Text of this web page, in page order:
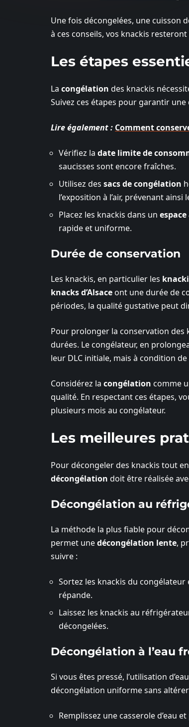
Une fois décongelées, une cuisson
à ces conseils, vos knackis
Les étapes
La congélation des knackis
Suivez ces étapes pour garantir
Lire également : Comment
Vérifiez la date limite de
saucisses sont encore fraîches.
Utilisez des sacs de congélation
l’exposition à l’air, prévenant
Placez les knackis dans un espace
rapide et uniforme.
Durée de conservation
Les knackis, en particulier les
knacks d’Alsace ont une durée de
périodes, la qualité gustative peut
Pour prolonger la conservation des
durées. Le congélateur, en
leur DLC initiale, mais à condition
Considérez la congélation comme
qualité. En respectant ces étapes,
plusieurs mois au congélateur.
Les meilleures
Pour décongeler des knackis tout
décongélation doit être réalisée
Décongélation au
La méthode la plus fiable pour
permet unedécongélation lente,
suivre :
Sortez les knackis du congélateur
répande.
Laissez les knackis au
décongelées.
Décongélation à l’eau
Si vous êtes pressé, l’utilisation
décongélation uniforme sans
Remplissez une casserole d’eau